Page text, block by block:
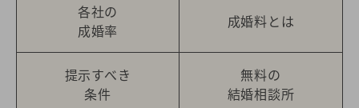
各社の
成婚率
成婚料とは
提示すべき
条件
無料の
結婚相談所